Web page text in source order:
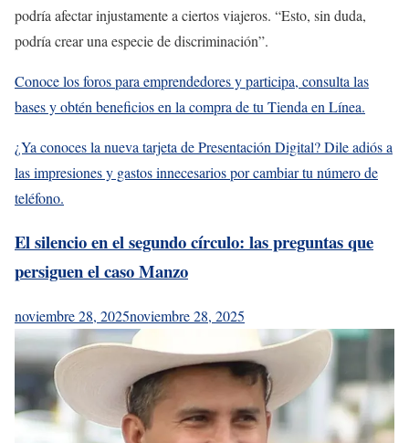
podría afectar injustamente a ciertos viajeros. “Esto, sin duda,
podría crear una especie de discriminación”.
Conoce los foros para emprendedores y participa, consulta las
bases y obtén beneficios en la compra de tu Tienda en Línea.
¿Ya conoces la nueva tarjeta de Presentación Digital? Dile adiós a
las impresiones y gastos innecesarios por cambiar tu número de
teléfono.
El silencio en el segundo círculo: las preguntas que
persiguen el caso Manzo
noviembre 28, 2025noviembre 28, 2025